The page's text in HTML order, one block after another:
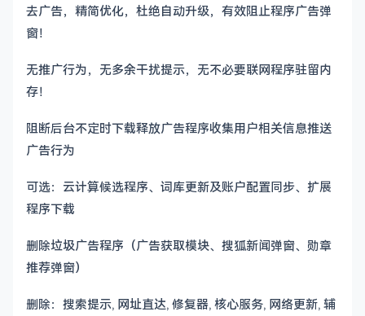
去广告，精简优化，杜绝自动升级，有效阻止程序广告弹
窗！
无推广行为，无多余干扰提示，无不必要联网程序驻留内
存！
阻断后台不定时下载释放广告程序收集用户相关信息推送
广告行为
可选：云计算候选程序、词库更新及账户配置同步、扩展
程序下载
删除垃圾广告程序（广告获取模块、搜狐新闻弹窗、勋章
推荐弹窗）
删除：搜索提示, 网址直达, 修复器, 核心服务, 网络更新, 辅